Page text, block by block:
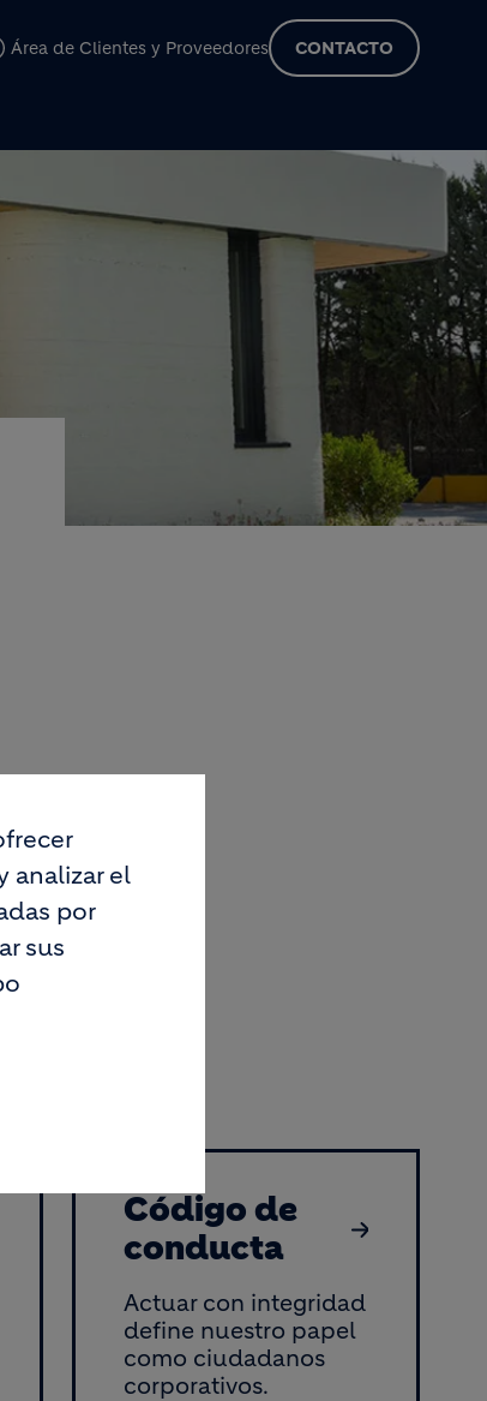
Área de Clientes y Proveedores CONTACTO
Código de
conducta
Actuar con integridad
define nuestro papel
como ciudadanos
corporativos.
analizar el
por
sus